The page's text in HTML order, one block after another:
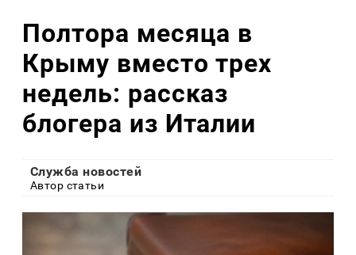
Полтора месяца в
Крыму вместо трех
недель: рассказ
блогера из Италии
Служба новостей
Автор статьи